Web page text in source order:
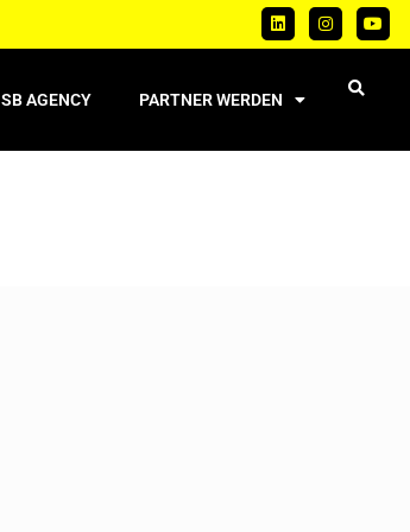
SB AGENCY PARTNER WERDEN